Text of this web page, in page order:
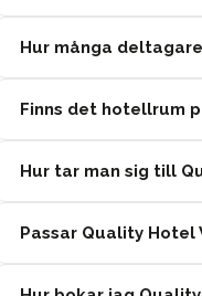
Hur många
Finns det hotellrum
Hur tar man sig till
Passar Quality